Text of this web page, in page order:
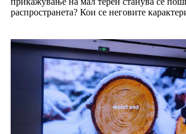
распространета? Кои се неговите